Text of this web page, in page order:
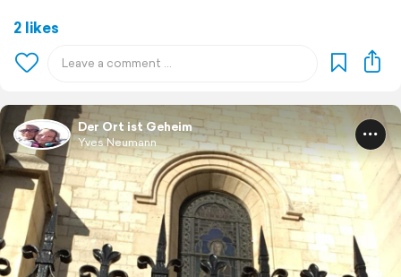
2 likes
Der Ort ist Geheim
Yves Neumann